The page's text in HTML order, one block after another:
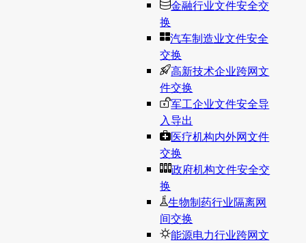
金融行业文件安全交
换
汽车制造业文件安全
交换
高新技术企业跨网文
件交换
军工企业文件安全导
入导出
医疗机构内外网文件
交换
政府机构文件安全交
换
生物制药行业隔离网
间交换
能源电力行业跨网文